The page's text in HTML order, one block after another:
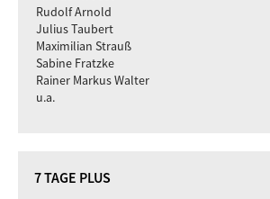
Rudolf Arnold
Julius Taubert
Maximilian Strauß
Sabine Fratzke
Rainer Markus Walter
u.a.
7 TAGE PLUS